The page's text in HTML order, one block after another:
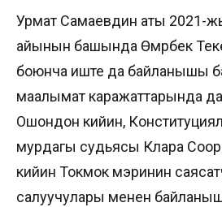
Урмат Самаевдин аты 2021-
айынын башында Өмүрбек
боюнча иште да байланышы
маалымат каражаттарында
Ошондон кийин,
мурдагы судьясы Клара
кийин Токмок мэринин
салуучулары менен